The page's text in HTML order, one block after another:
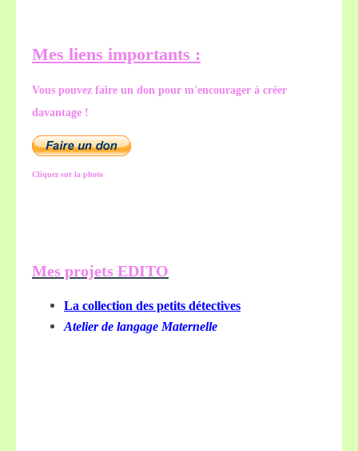
Mes liens importants :
Vous pouvez faire un don pour m'encourager à créer
davantage !
Cliquez sur la photo
Mes projets EDITO
La collection des petits détectives
Atelier de langage Maternelle